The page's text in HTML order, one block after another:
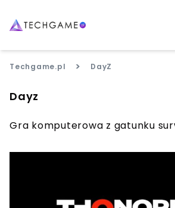
Techgame.pl > DayZ
Dayz
Gra komputerowa z gatunku